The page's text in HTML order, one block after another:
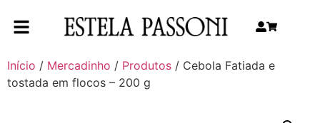
Início / Mercadinho / Produtos / Cebola Fatiada e
tostada em flocos – 200 g